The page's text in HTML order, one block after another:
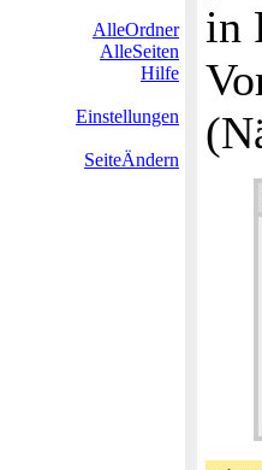
AlleOrdner
AlleSeiten
Hilfe
Einstellungen
SeiteÄndern
in